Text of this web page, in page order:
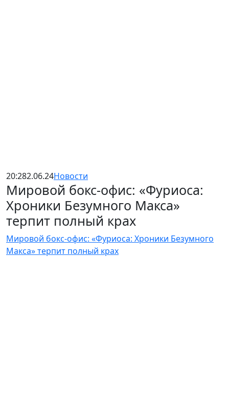
20:282.06.24Новости
Мировой бокс-офис: «Фуриоса:
Хроники Безумного Макса»
терпит полный крах
Мировой бокс-офис: «Фуриоса: Хроники Безумного
Макса» терпит полный крах